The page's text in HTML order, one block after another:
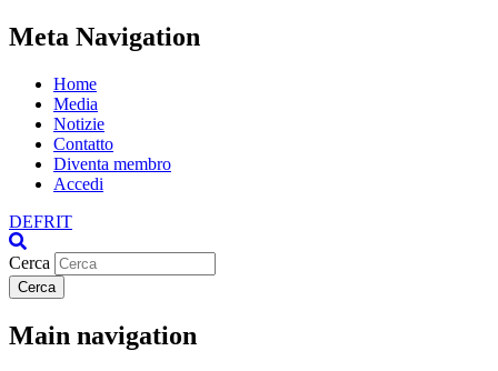
Meta Navigation
Home
Media
Notizie
Contatto
Diventa membro
Accedi
DEFRIT
Cerca
Cerca
Main navigation